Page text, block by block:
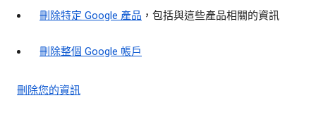
刪除特定 Google 產品 ，包括與這些產品相關的資訊
刪除整個 Google 帳戶
刪除您的資訊